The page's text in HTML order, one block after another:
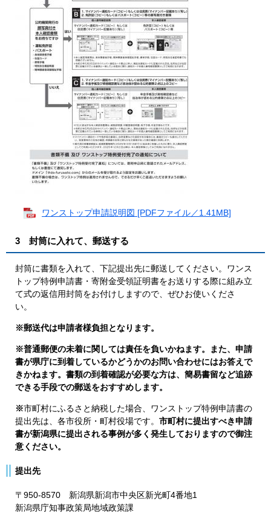
ワンストップ申請説明図 [PDFファイル／1.41MB]
3 封筒に入れて、郵送する
封筒に書類を入れて、下記提出先に郵送してください。ワンス
トップ特例申請書・寄附金受領証明書をお送りする際に組み立
て式の返信用封筒をお付けしますので、ぜひお使いくださ
い。
※郵送代は申請者様負担となります。
※普通郵便の未着に関しては責任を負いかねます。また、申請
書が県庁に到着しているかどうかのお問い合わせにはお答えで
きかねます。書類の到着確認が必要な方は、簡易書留など追跡
できる手段での郵送をおすすめします。
※市町村にふるさと納税した場合、ワンストップ特例申請書の
提出先は、各市役所・町村役場です。 市町村に提出すべき申請
書が新潟県に提出される事例が多く発生しておりますので御注
意ください。
提出先
〒950-8570 新潟県新潟市中央区新光町4番地1
新潟県庁知事政策局地域政策課